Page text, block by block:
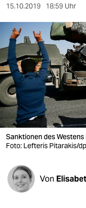
sport
berlin
nord
wahrheit
verlag
verlag
veranstaltungen
shop
15.10.2019 18:59 Uhr
Sanktionen des
Foto: Lefteris Pitarakis/
Von